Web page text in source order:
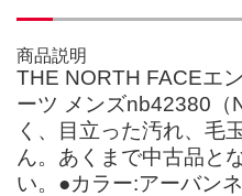
商品説明
THE NORTH FACEエ
ーツ メンズnb42380（
く、目立った汚れ、毛
ん。あくまで中古品と
い。●カラー:アーバン